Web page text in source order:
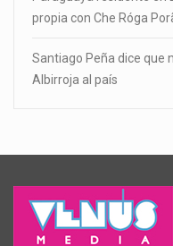
propia con Che Róga
Santiago Peña dice que
Albirroja al país